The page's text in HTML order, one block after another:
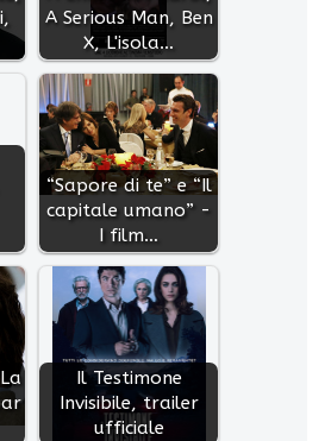
A Serious Man, Ben
X, L'isola…
“Sapore di te” e “Il
capitale umano” -
I film…
Il Testimone
Invisibile, trailer
ufficiale